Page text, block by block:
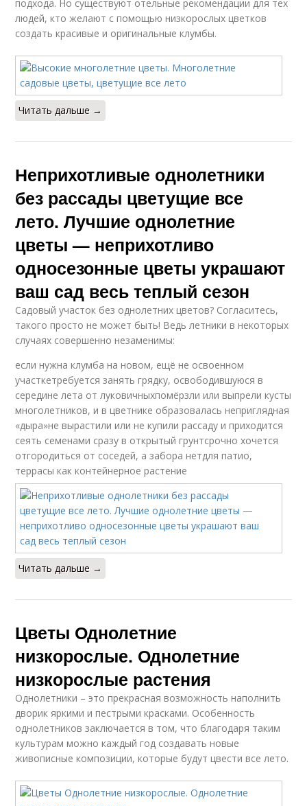
подхода. Но существуют отельные рекомендации для тех
людей, кто желают с помощью низкорослых цветков
создать красивые и оригинальные клумбы.
Читать дальше →
Неприхотливые однолетники
без рассады цветущие все
лето. Лучшие однолетние
цветы — неприхотливо
односезонные цветы украшают
ваш сад весь теплый сезон
Садовый участок без однолетних цветов? Согласитесь,
такого просто не может быть! Ведь летники в некоторых
случаях совершенно незаменимы:
если нужна клумба на новом, ещё не освоенном
участкетребуется занять грядку, освободившуюся в
середине лета от луковичныхпомёрзли или выпрели кусты
многолетников, и в цветнике образовалась неприглядная
«дыра»не вырастили или не купили рассаду и приходится
сеять семенами сразу в открытый грунтсрочно хочется
отгородиться от соседей, а забора нетдля патио,
террасы как контейнерное растение
Читать дальше →
Цветы Однолетние
низкорослые. Однолетние
низкорослые растения
Однолетники – это прекрасная возможность наполнить
дворик яркими и пестрыми красками. Особенность
однолетников заключается в том, что благодаря таким
культурам можно каждый год создавать новые
живописные композиции, которые будут цвести все лето.